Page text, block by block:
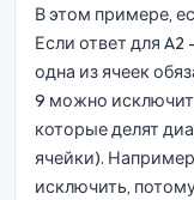
В этом примере,
Если ответ для
одна из ячеек
9 можно
которые делят
ячейки).
исключить,